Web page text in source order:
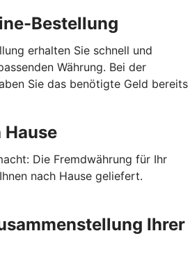
Bestellung
erhalten Sie schnell und
Währung. Bei der
Sie das benötigte Geld bereits
Die Fremdwährung für Ihr
nach Hause geliefert.
Ihrer